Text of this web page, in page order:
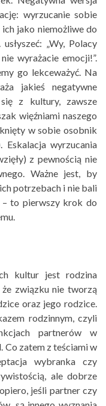
wyrzucanie sobie
jako niemożliwe do
„Wy, Polacy
wyrażacie emocji!”.
go lekceważyć. Na
jakieś negatywne
z kultury, zawsze
więźniami naszego
w sobie osobnik
Eskalacja wyrzucania
z pewnością nie
Ważne jest, by
potrzebach i nie bali
– to pierwszy krok do
kultur jest rodzina
związku nie tworzą
oraz jego rodzice.
rodzinnym, czyli
partnerów w
Co zatem z teściami w
wybranka czy
ale dobrze
jeśli partner czy